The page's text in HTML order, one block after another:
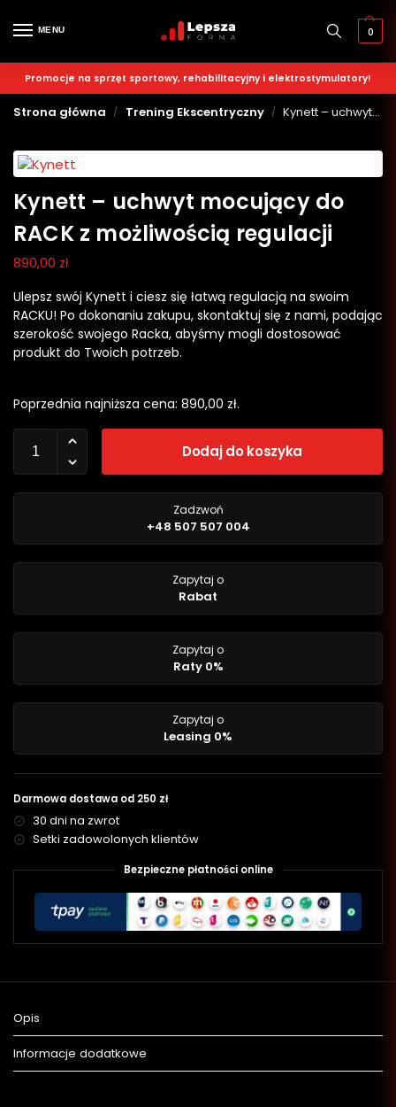
MENU 0
Promocje na sprzęt sportowy, rehabilitacyjny i elektrostymulatory!
Strona główna / Trening Ekscentryczny / Kynett – uchwyt mocujący do RACK z możliwością regulacji
Kynett – uchwyt mocujący do
RACK z możliwością regulacji
890,00 zł
Ulepsz swój Kynett i ciesz się łatwą regulacją na swoim
RACKU! Po dokonaniu zakupu, skontaktuj się z nami, podając
szerokość swojego Racka, abyśmy mogli dostosować
produkt do Twoich potrzeb.
Poprzednia najniższa cena: 890,00 zł.
Dodaj do koszyka
Zadzwoń
+48 507 507 004
Zapytaj o
Rabat
Zapytaj o
Raty 0%
Zapytaj o
Leasing 0%
Darmowa dostawa od 250 zł
30 dni na zwrot
Setki zadowolonych klientów
Bezpieczne płatności online
Opis
Informacje dodatkowe